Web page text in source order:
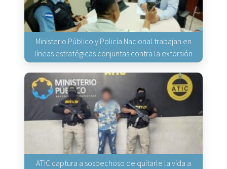
Ministerio Público y Policía Nacional trabajan en
líneas estratégicas conjuntas contra la extorsión
ATIC captura a sospechoso de quitarle la vida a